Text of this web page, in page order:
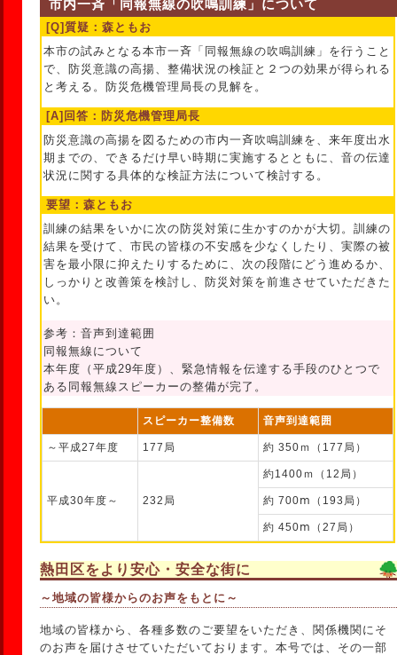
市内一斉「同報無線の吹鳴訓練」について
[Q]質疑：森ともお
本市の試みとなる本市一斉「同報無線の吹鳴訓練」を行うこと
で、防災意識の高揚、整備状況の検証と２つの効果が得られる
と考える。防災危機管理局長の見解を。
[A]回答：防災危機管理局長
防災意識の高揚を図るための市内一斉吹鳴訓練を、来年度出水
期までの、できるだけ早い時期に実施するとともに、音の伝達
状況に関する具体的な検証方法について検討する。
要望：森ともお
訓練の結果をいかに次の防災対策に生かすのかが大切。訓練の
結果を受けて、市民の皆様の不安感を少なくしたり、実際の被
害を最小限に抑えたりするために、次の段階にどう進めるか、
しっかりと改善策を検討し、防災対策を前進させていただきた
い。
参考：音声到達範囲
同報無線について
本年度（平成29年度）、緊急情報を伝達する手段のひとつで
ある同報無線スピーカーの整備が完了。
スピーカー整備数 音声到達範囲
～平成27年度 177局 約 350ｍ（177局）
平成30年度～ 232局
約1400ｍ（12局）
約 700ⅿ（193局）
約 450ⅿ（27局）
熱田区をより安心・安全な街に
～地域の皆様からのお声をもとに～
地域の皆様から、各種多数のご要望をいただき、関係機関にそ
のお声を届けさせていただいております。本号では、その一部